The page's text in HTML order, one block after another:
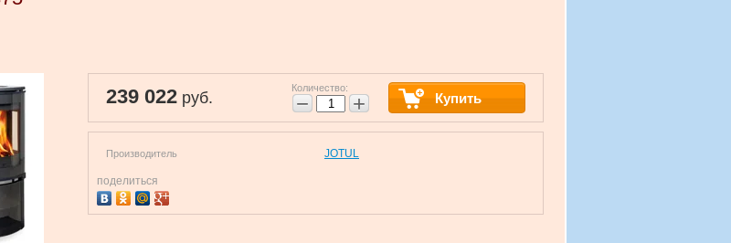
239 022 руб.
Количество:
− + Купить
Производитель JOTUL
поделиться